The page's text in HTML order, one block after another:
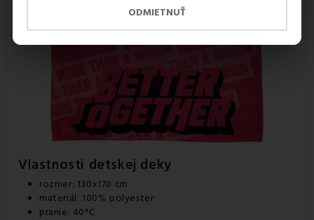
ODMIETNUŤ
Vlastnosti detskej deky
rozmer: 130x170 cm
materiál: 100% polyester
pranie: 40°C